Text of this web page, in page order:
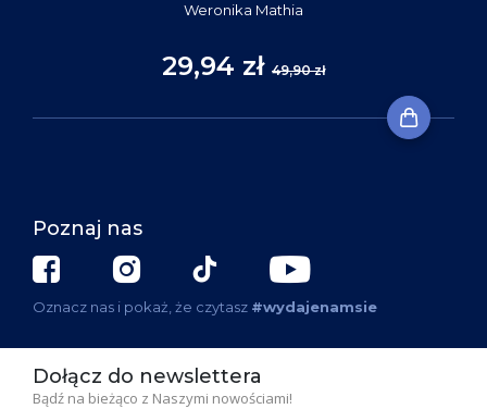
Weronika Mathia
29,94 zł 49,90 zł
Poznaj nas
Oznacz nas i pokaż, że czytasz #wydajenamsie
Dołącz do newslettera
Bądź na bieżąco z Naszymi nowościami!